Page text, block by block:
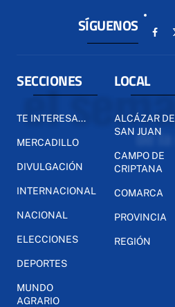
SÍGUENOS
SECCIONES
TE INTERESA...
MERCADILLO
DIVULGACIÓN
INTERNACIONAL
NACIONAL
ELECCIONES
DEPORTES
MUNDO
AGRARIO
LOCAL
ALCÁZAR DE
SAN JUAN
CAMPO DE
CRIPTANA
COMARCA
PROVINCIA
REGIÓN